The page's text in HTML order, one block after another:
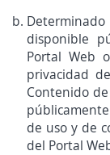
disponible
Portal Web
privacidad
Contenido
de uso y de
del Portal